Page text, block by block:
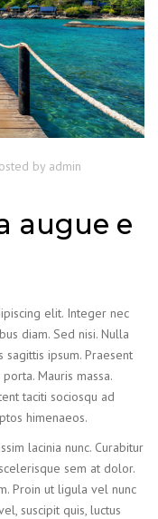
by admin
augue e
elit. Integer nec
diam. Sed nisi. Nulla
ipsum. Praesent
Mauris massa.
taciti sociosqu ad
himenaeos.
lacinia nunc. Curabitur
sem at dolor.
Proin ut ligula vel nunc
suscipit quis, luctus